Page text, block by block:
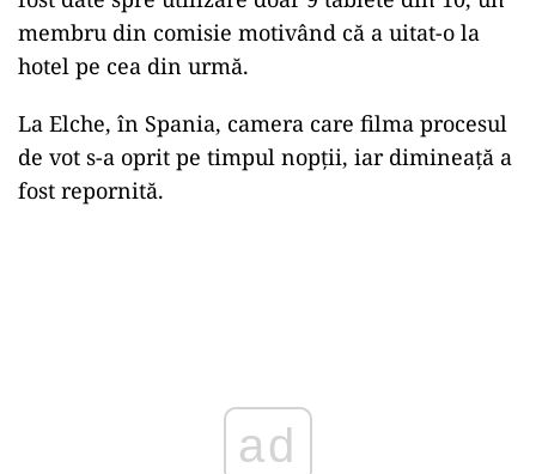
membru din comisie motivând că a uitat-o la
hotel pe cea din urmă.
La Elche, în Spania, camera care filma procesul
de vot s-a oprit pe timpul nopții, iar dimineață a
fost repornită.
ad